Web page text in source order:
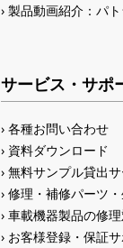
製品動画紹介：パ
サービス・サポ
各種お問い合わせ
資料ダウンロード
無料サンプル貸出
修理・補修パーツ
車載機器製品の修
お客様登録・保証